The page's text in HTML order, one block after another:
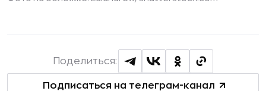
Подписаться на телеграм-канал
Поделиться: